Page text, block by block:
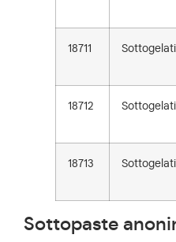
18711 Sottogelati
18712 Sottogelati
18713 Sottogelati
Sottopaste